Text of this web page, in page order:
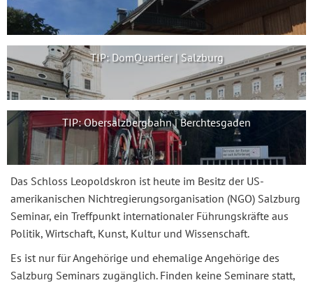
TIP: DomQuartier | Salzburg
TIP: Obersalzbergbahn | Berchtesgaden
Das Schloss Leopoldskron ist heute im Besitz der US-
amerikanischen Nichtregierungsorganisation (NGO) Salzburg
Seminar, ein Treffpunkt internationaler Führungskräfte aus
Politik, Wirtschaft, Kunst, Kultur und Wissenschaft.
Es ist nur für Angehörige und ehemalige Angehörige des
Salzburg Seminars zugänglich. Finden keine Seminare statt,